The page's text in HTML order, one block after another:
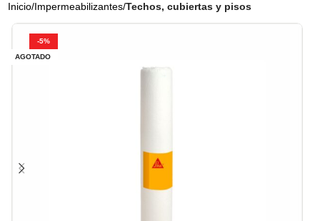
Inicio Impermeabilizantes Techos, cubiertas y pisos
-5%
AGOTADO